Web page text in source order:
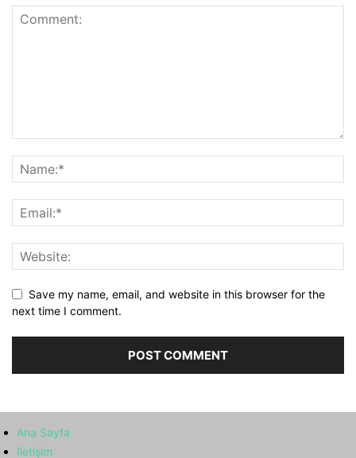
Save my name, email, and website in this browser for the
next time I comment.
Ana Sayfa
İletişim